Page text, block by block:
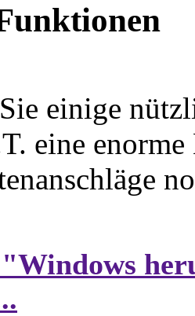
einige
eine